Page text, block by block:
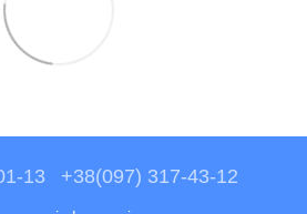
13 +38(097) 317-43-12